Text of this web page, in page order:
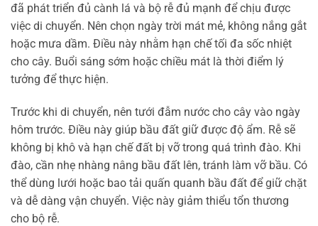
đã phát triển đủ cành lá và bộ rễ đủ mạnh để chịu được
việc di chuyển. Nên chọn ngày trời mát mẻ, không nắng gắt
hoặc mưa dầm. Điều này nhằm hạn chế tối đa sốc nhiệt
cho cây. Buổi sáng sớm hoặc chiều mát là thời điểm lý
tưởng để thực hiện.
Trước khi di chuyển, nên tưới đẫm nước cho cây vào ngày
hôm trước. Điều này giúp bầu đất giữ được độ ẩm. Rễ sẽ
không bị khô và hạn chế đất bị vỡ trong quá trình đào. Khi
đào, cần nhẹ nhàng nâng bầu đất lên, tránh làm vỡ bầu. Có
thể dùng lưới hoặc bao tải quấn quanh bầu đất để giữ chặt
và dễ dàng vận chuyển. Việc này giảm thiểu tổn thương
cho bộ rễ.